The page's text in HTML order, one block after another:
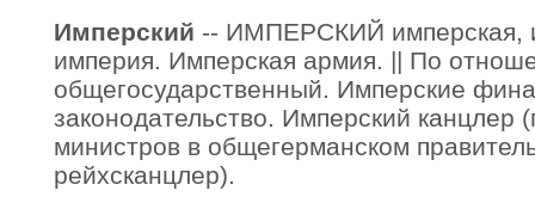
Имперский -- ИМПЕРСКИЙ имперская,
империя. Имперская армия. || По
общегосударственный. Имперские
законодательство. Имперский канцлер
министров в общегерманском
рейхсканцлер).